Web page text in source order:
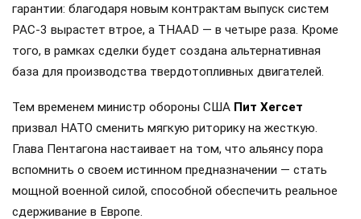
гарантии: благодаря новым контрактам выпуск систем
PAC-3 вырастет втрое, а THAAD — в четыре раза. Кроме
того, в рамках сделки будет создана альтернативная
база для производства твердотопливных двигателей.
Тем временем министр обороны США Пит Хегсет
призвал НАТО сменить мягкую риторику на жесткую.
Глава Пентагона настаивает на том, что альянсу пора
вспомнить о своем истинном предназначении — стать
мощной военной силой, способной обеспечить реальное
сдерживание в Европе.